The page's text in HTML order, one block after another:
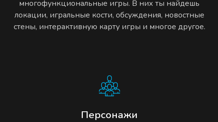
многофункциональные игры. В них ты найдешь
локации, игральные кости, обсуждения, новостные
стены, интерактивную карту игры и многое другое.
Персонажи